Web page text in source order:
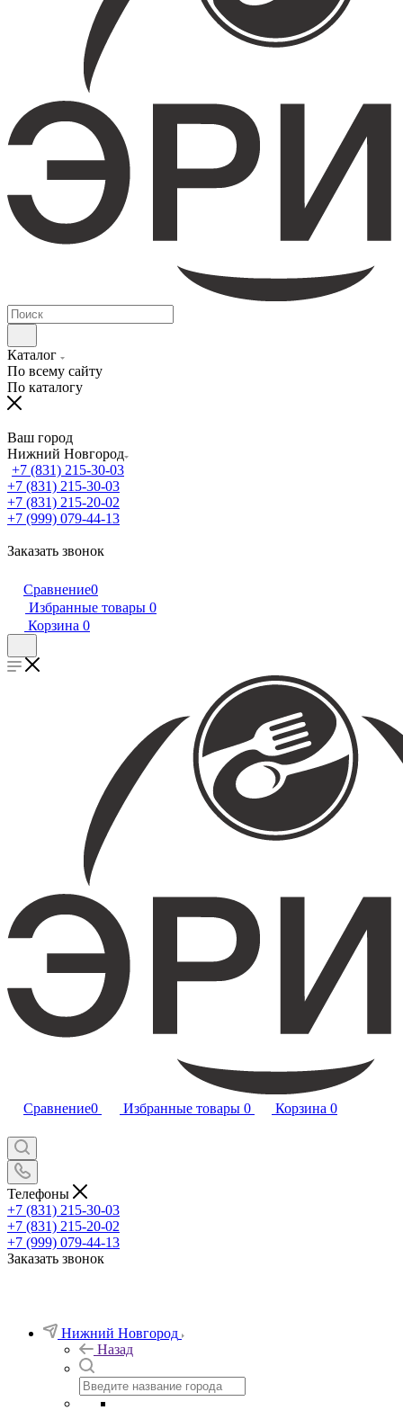
Каталог
По всему сайту
По каталогу
Ваш город
Нижний Новгород
+7 (831) 215-30-03
+7 (831) 215-30-03
+7 (831) 215-20-02
+7 (999) 079-44-13
Заказать звонок
Сравнение0
Избранные товары 0
Корзина 0
Сравнение0 Избранные товары 0 Корзина 0
Телефоны
+7 (831) 215-30-03
+7 (831) 215-20-02
+7 (999) 079-44-13
Заказать звонок
Нижний Новгород
Назад